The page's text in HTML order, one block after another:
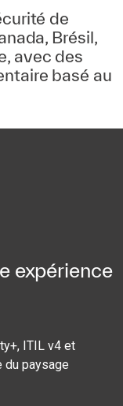
de
, Brésil,
avec des
basé au
expérience
ITIL v4 et
du paysage